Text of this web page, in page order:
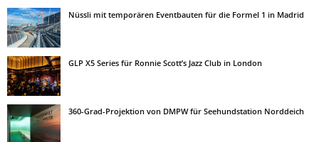
Nüssli mit temporären Eventbauten für die Formel 1 in Madrid
GLP X5 Series für Ronnie Scott’s Jazz Club in London
360-Grad-Projektion von DMPW für Seehundstation Norddeich